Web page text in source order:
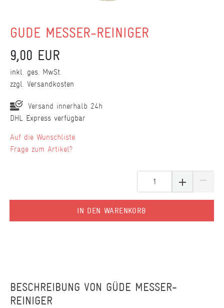
GÜDE MESSER-REINIGER
9,00 EUR
inkl. ges. MwSt.
zzgl. Versandkosten
Versand innerhalb 24h
DHL Express verfügbar
IN DEN WARENKORB
Wunschliste
Frage zum Artikel?
BESCHREIBUNG VON GÜDE MESSER-
REINIGER